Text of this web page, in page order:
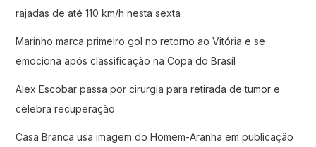
rajadas de até 110 km/h nesta sexta
Marinho marca primeiro gol no retorno ao Vitória e se
emociona após classificação na Copa do Brasil
Alex Escobar passa por cirurgia para retirada de tumor e
celebra recuperação
Casa Branca usa imagem do Homem-Aranha em publicação